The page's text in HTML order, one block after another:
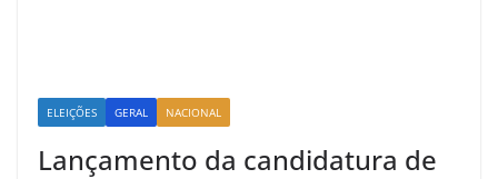
ELEIÇÕES GERAL NACIONAL
Lançamento da candidatura de